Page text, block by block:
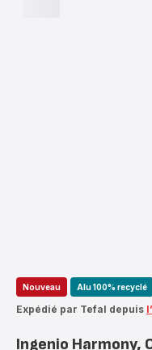
Nouveau Alu 100% recyclé
Expédié par Tefal depuis
Ingenio Harmony,